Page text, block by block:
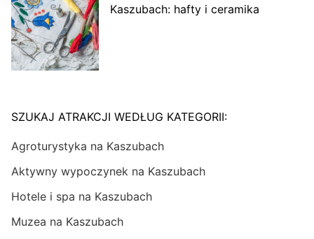
Kaszubach: hafty i ceramika
SZUKAJ ATRAKCJI WEDŁUG KATEGORII:
Agroturystyka na Kaszubach
Aktywny wypoczynek na Kaszubach
Hotele i spa na Kaszubach
Muzea na Kaszubach